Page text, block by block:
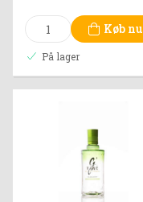
Køb nu
På lager